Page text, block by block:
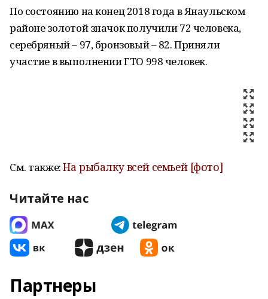
По состоянию на конец 2018 года в Янаульском
районе золотой значок получили 72 человека,
серебряный – 97, бронзовый – 82. Приняли
участие в выполнении ГТО 998 человек.
См. также:На рыбалку всей семьей [фото]
Читайте нас
Партнеры